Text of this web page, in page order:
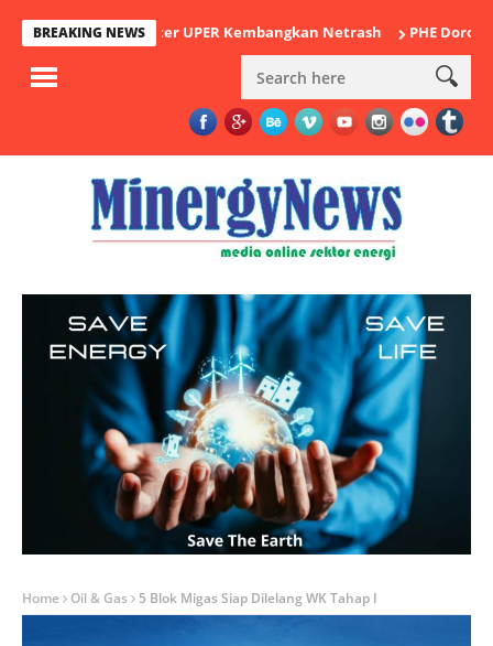
BREAKING NEWS
Komputer UPER Kembangkan Netrash PHE Dorong Inovasi
Home Oil & Gas 5 Blok Migas Siap Dilelang WK Tahap I